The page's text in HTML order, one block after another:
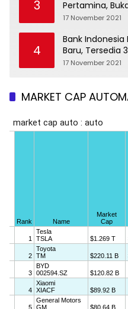
3
Pertamina,
17 November 2021
4
Bank Indonesia
Baru, Tersedia
17 November 2021
MARKET CAP